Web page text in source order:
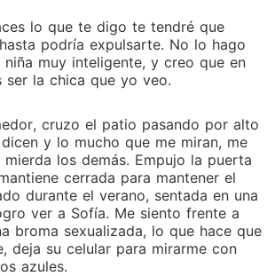
lo que te digo te tendré que
podría expulsarte. No lo hago
niña muy inteligente, y creo que en
ser la chica que yo veo.
cruzo el patio pasando por alto
y lo mucho que me miran, me
los demás. Empujo la puerta
cerrada para mantener el
durante el verano, sentada en una
ver a Sofía. Me siento frente a
broma sexualizada, lo que hace que
deja su celular para mirarme con
azules.